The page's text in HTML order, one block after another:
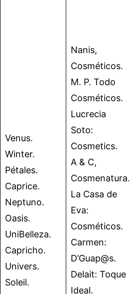
Venus.
Winter.
Pétales.
Caprice.
Neptuno.
Oasis.
UniBelleza.
Capricho.
Univers.
Soleil.
Nanis,
Cosméticos.
M. P. Todo
Cosméticos.
Lucrecia
Soto:
Cosmetics.
A & C,
Cosmenatura.
La Casa de
Eva:
Cosméticos.
Carmen:
D’Guap@s.
Delait: Toque
Ideal.